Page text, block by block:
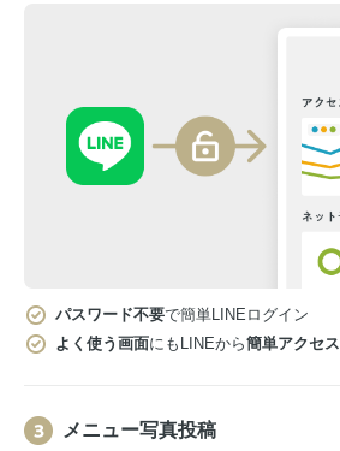
パスワード不要で簡単LINEログイン
よく使う画面にもLINEから簡単アクセス
メニュー写真投稿